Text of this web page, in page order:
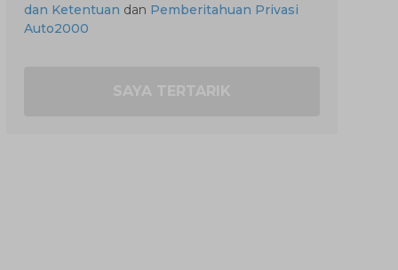
dan Ketentuan dan Pemberitahuan Privasi
Auto2000